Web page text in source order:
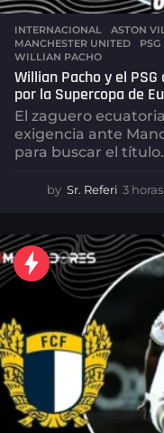
INTERNACIONAL ASTON
MANCHESTER UNITED
,PSG
WILLIAN PACHO
Willian Pacho y el
por la Supercopa de
El zaguero
exigencia ante
para buscar el título.
by Sr. Referi 3